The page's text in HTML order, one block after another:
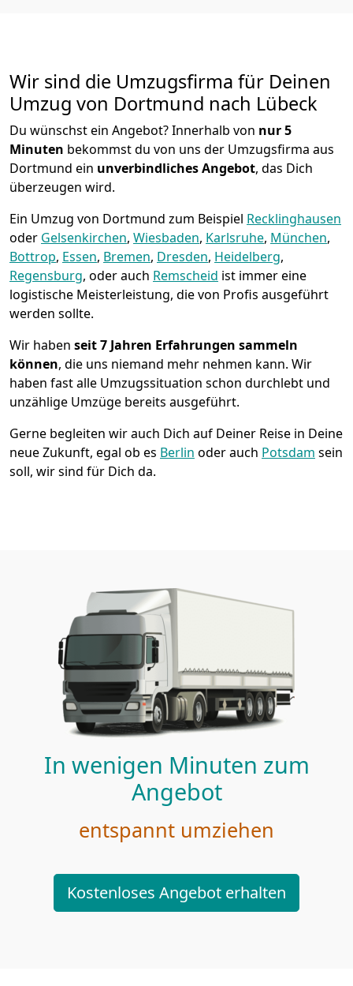
Wir sind die Umzugsfirma für Deinen
Umzug von Dortmund nach Lübeck
Du wünschst ein Angebot? Innerhalb von nur 5
Minuten bekommst du von uns der Umzugsfirma aus
Dortmund ein unverbindliches Angebot, das Dich
überzeugen wird.
Ein Umzug von Dortmund zum Beispiel Recklinghausen
oder Gelsenkirchen, Wiesbaden, Karlsruhe, München,
Bottrop, Essen, Bremen, Dresden, Heidelberg,
Regensburg, oder auch Remscheid ist immer eine
logistische Meisterleistung, die von Profis ausgeführt
werden sollte.
Wir haben seit7 Jahren Erfahrungen sammeln
können, die uns niemand mehr nehmen kann. Wir
haben fast alle Umzugssituation schon durchlebt und
unzählige Umzüge bereits ausgeführt.
Gerne begleiten wir auch Dich auf Deiner Reise in Deine
neue Zukunft, egal ob es Berlin oder auch Potsdam sein
soll, wir sind für Dich da.
In wenigen Minuten zum
Angebot
entspannt umziehen
Kostenloses Angebot erhalten